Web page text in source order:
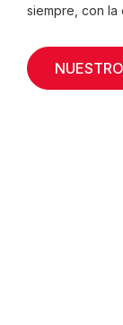
siempre, con la